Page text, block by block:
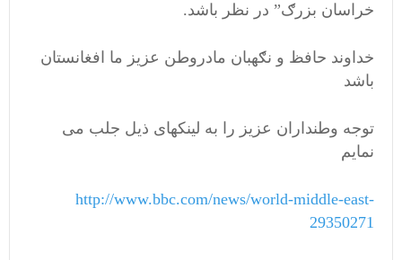
خراسان بزرګ” در نظر باشد.
خداوند حافظ و نګهبان مادروطن عزیز ما افغانستان
باشد
توجه وطنداران عزیز را به لینکهای ذیل جلب می
نمایم
http://www.bbc.com/news/world-middle-east-
29350271